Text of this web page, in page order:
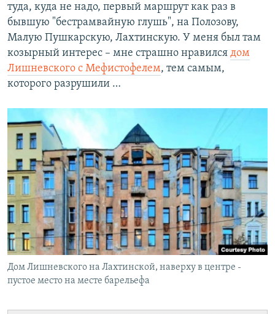
туда, куда не надо, первый маршрут как раз в
бывшую "бестрамвайную глушь", на Полозову,
Малую Пушкарскую, Лахтинскую. У меня был там
козырный интерес – мне страшно нравился дом
Лишневского с Мефистофелем, тем самым,
которого разрушили …
Дом Лишневского на Лахтинской, наверху в центре -
пустое место на месте барельефа